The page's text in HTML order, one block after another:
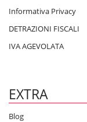
Informativa Privacy
DETRAZIONI FISCALI
IVA AGEVOLATA
EXTRA
Blog